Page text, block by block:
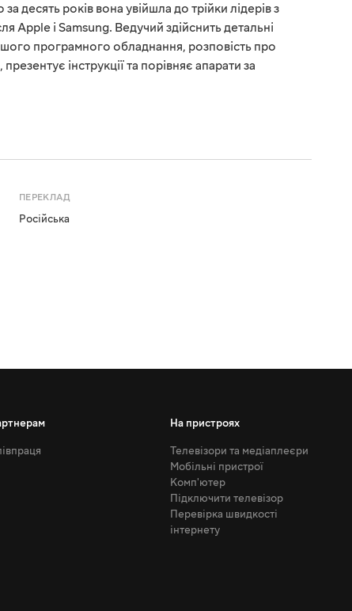
десять років вона увійшла до трійки лідерів з
Apple і Samsung. Ведучий здійснить детальні
програмного обладнання, розповість про
інструкції та порівняє апарати за
ПЕРЕКЛАД
Російська
На пристроях
Телевізори та медіаплеєри
Мобільні пристрої
Комп'ютер
Підключити телевізор
Перевірка швидкості
інтернету